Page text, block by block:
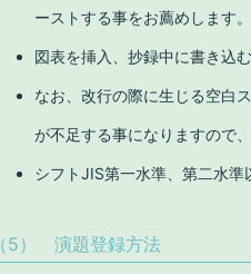
ーストする事をお薦めします。
図表を挿入、抄録中に書き込
なお、改行の際に生じる空白
が不足する事になりますので
シフトJIS第一水準、第二水準
（5） 演題登録方法